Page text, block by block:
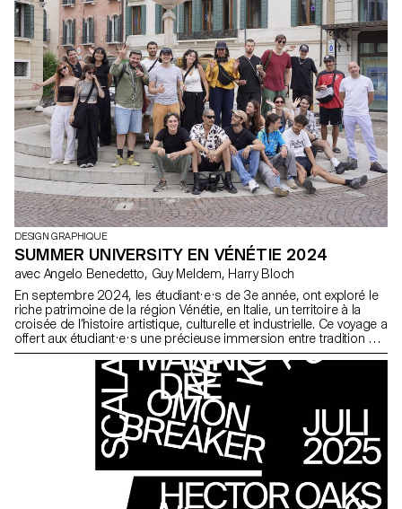
créations visuelles. Ce projet dépasse la forme graphique pour
nourrir le dialogue social et éclairer un enjeu essentiel mais
souvent ignoré.
DESIGN GRAPHIQUE
SUMMER UNIVERSITY EN VÉNÉTIE 2024
avec Angelo Benedetto, Guy Meldem, Harry Bloch
En septembre 2024, les étudiant·e·s de 3e année, ont exploré le
riche patrimoine de la région Vénétie, en Italie, un territoire à la
croisée de l’histoire artistique, culturelle et industrielle. Ce voyage a
offert aux étudiant·e·s une précieuse immersion entre tradition et
innovation, en leur permettant d’expérimenter différentes facettes
du design et de l’édition à travers des rencontres enrichissantes.